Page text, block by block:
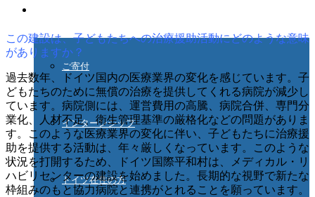
ご寄付
インターンシップ
ドイツ在住の方
この建設は、子どもたちへの治療援助活動にどのような意味
がありますか？
過去数年、ドイツ国内の医療業界の変化を感じています。子
どもたちのために無償の治療を提供してくれる病院が減少し
ています。病院側には、運営費用の高騰、病院合併、専門分
業化、人材不足、衛生管理基準の厳格化などの問題がありま
す。このような医療業界の変化に伴い、子どもたちに治療援
助を提供する活動は、年々厳しくなっています。このような
状況を打開するため、ドイツ国際平和村は、メディカル・リ
ハビリセンターの建設を始めました。長期的な視野で新たな
枠組みのもと協力病院と連携がとれることを願っています。